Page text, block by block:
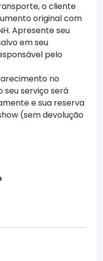
o cliente
original com
Apresente seu
em seu
pelo
no
seu serviço será
e sua reserva
(sem devolução